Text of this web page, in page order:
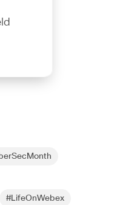
#LifeOnWebex